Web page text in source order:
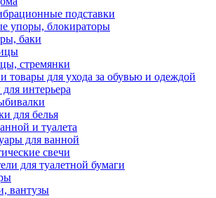
подставки
упоры, блокираторы
баки
стремянки
товары для ухода за обувью и одеждой
интерьера
для белья
и туалета
для ванной
свечи
для туалетной бумаги
вантузы